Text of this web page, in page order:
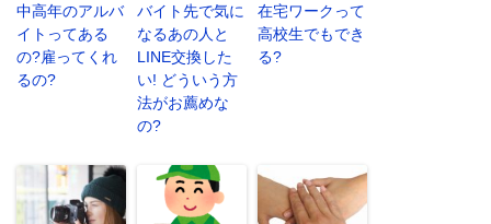
中高年のアルバ
イトってある
の?雇ってくれ
るの?
バイト先で気に
なるあの人と
LINE交換した
い! どういう方
法がお薦めな
の?
在宅ワークって
高校生でもでき
る?